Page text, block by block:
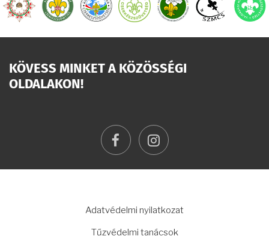
KÖVESS MINKET A KÖZÖSSÉGI
OLDALAKON!
facebookinstagram
Adatvédelmi nyilatkozat
Tűzvédelmi tanácsok